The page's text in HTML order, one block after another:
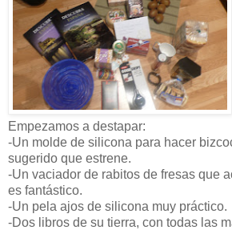
Empezamos a destapar:
-Un molde de silicona para hacer
sugerido que estrene.
-Un vaciador de rabitos de fresas que
es fantástico.
-Un pela ajos de silicona muy práctico.
-Dos libros de su tierra, con todas las